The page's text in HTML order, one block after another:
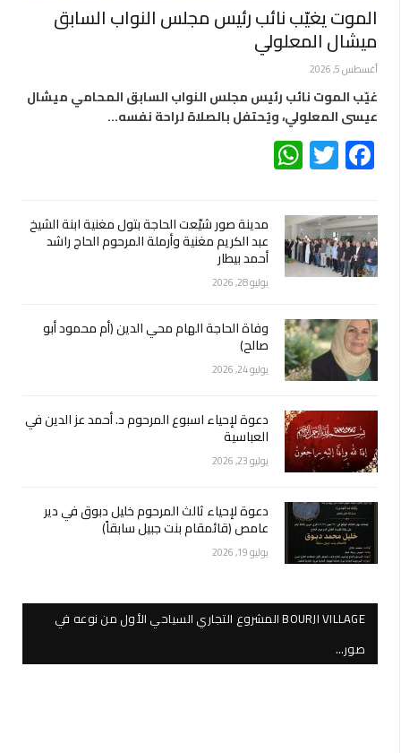
الموت يغيّب نائب رئيس مجلس النواب السابق
ميشال المعلولي
أغسطس 5, 2026
غيّب الموت نائب رئيس مجلس النواب السابق المحامي ميشال
عيسى المعلولي، ويُحتفل بالصلاة لراحة نفسه…
Facebook
Twitter
مدينة صور شيّعت الحاجة بتول مغنية ابنة الشيخ
عبد الكريم مغنية وأرملة المرحوم الحاج راشد
أحمد بيطار
يوليو 28, 2026
وفاة الحاجة الهام محي الدين (أم محمود أبو
صالح)
يوليو 24, 2026
دعوة لإحياء اسبوع المرحوم د. أحمد عز الدين في
العباسية
يوليو 23, 2026
دعوة لإحياء ثالث المرحوم خليل دبوق في دير
عامص (قائمقام بنت جبيل سابقاً)
يوليو 19, 2026
BOURJI VILLAGE المشروع التجاري السياحي الأول من نوعه في
صور…